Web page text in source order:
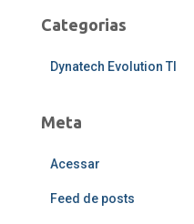
Categorias
Dynatech Evolution TI
Meta
Acessar
Feed de posts